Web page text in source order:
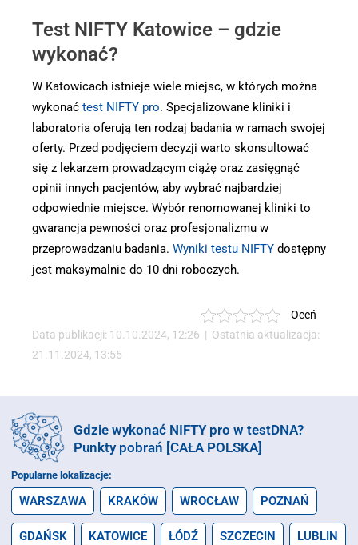
Test NIFTY Katowice – gdzie
wykonać?
W Katowicach istnieje wiele miejsc, w których można
wykonać test NIFTY pro. Specjalizowane kliniki i
laboratoria oferują ten rodzaj badania w ramach swojej
oferty. Przed podjęciem decyzji warto skonsultować
się z lekarzem prowadzącym ciążę oraz zasięgnąć
opinii innych pacjentów, aby wybrać najbardziej
odpowiednie miejsce. Wybór renomowanej kliniki to
gwarancja pewności oraz profesjonalizmu w
przeprowadzaniu badania. Wyniki testu NIFTY dostępny
jest maksymalnie do 10 dni roboczych.
Oceń
Data publikacji: 10.10.2024, 12:26 | Ostatnia aktualizacja:
21.11.2024, 13:55
Gdzie wykonać NIFTY pro w testDNA?
Punkty pobrań [CAŁA POLSKA]
Popularne lokalizacje:
WARSZAWA KRAKÓW WROCŁAW POZNAŃ
GDAŃSK KATOWICE ŁÓDŹ SZCZECIN LUBLIN